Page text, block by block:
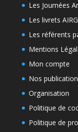
Les Journées
Les livrets
Les référents
Mentions
Mon compte
Nos
Organisation
Politique de
Politique de